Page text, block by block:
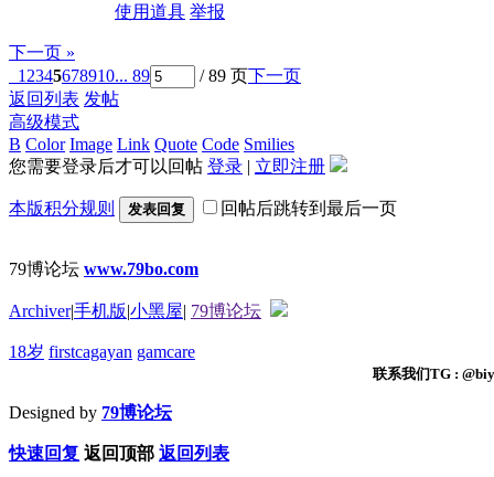
使用道具 举报
下一页 »
1 2345678910... 89 / 89 页下一页
返回列表 发帖
高级模式
B Color Image Link Quote Code Smilies
您需要登录后才可以回帖 登录 | 立即注册
本版积分规则 发表回复 回帖后跳转到最后一页
79博论坛 www.79bo.com
Archiver|手机版|小黑屋| 79博论坛
18岁 firstcagayan gamcare
联系我们TG :
Designed by 79博论坛
快速回复 返回顶部 返回列表